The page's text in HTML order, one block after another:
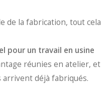
de la fabrication, tout cela
pour un travail en usine
réunies en atelier, et
déjà fabriqués.